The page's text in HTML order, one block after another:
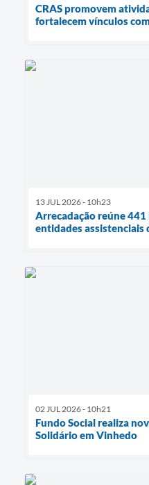
CRAS promovem
fortalecem vínculos
13 JUL 2026 - 10h23
Arrecadação reúne
entidades assistenciais
02 JUL 2026 - 10h21
Fundo Social realiza
Solidário em Vinhedo